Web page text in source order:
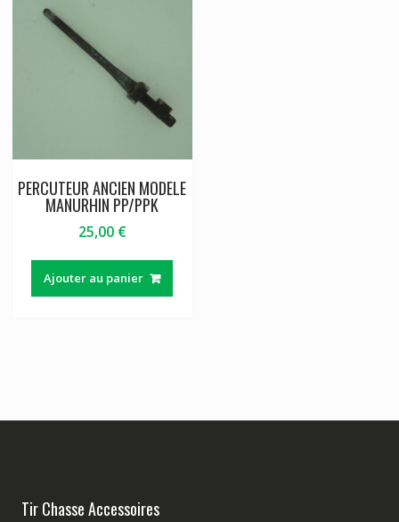
PERCUTEUR ANCIEN MODELE
MANURHIN PP/PPK
25,00 €
Ajouter au panier
Tir Chasse Accessoires